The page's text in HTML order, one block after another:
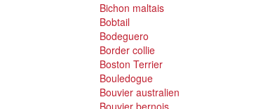
Bichon maltais
Bobtail
Bodeguero
Border collie
Boston Terrier
Bouledogue
Bouvier australien
Bouvier bernois